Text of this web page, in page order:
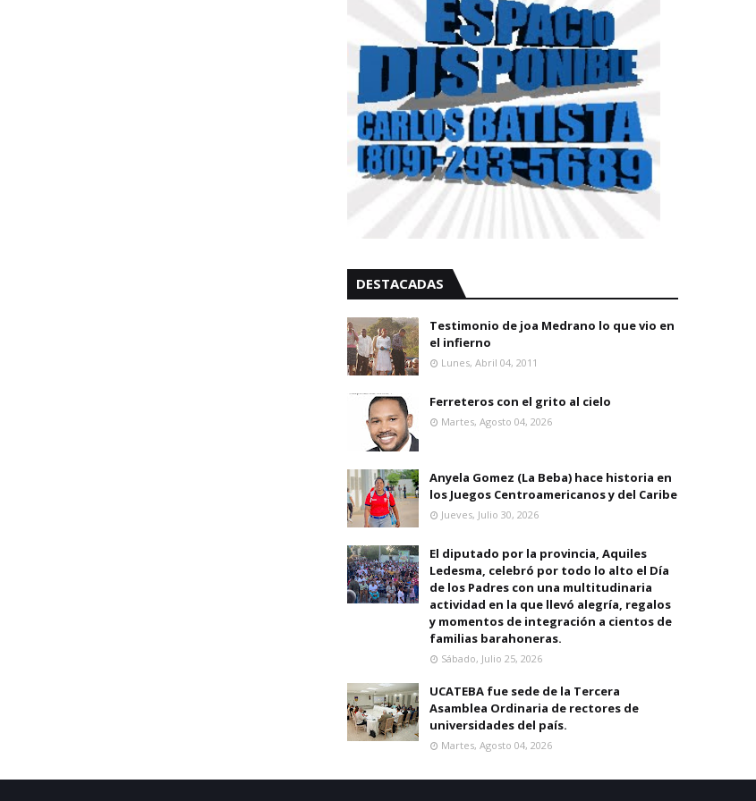
DESTACADAS
Testimonio de joa Medrano lo que vio en
el infierno
Lunes, Abril 04, 2011
Ferreteros con el grito al cielo
Martes, Agosto 04, 2026
Anyela Gomez (La Beba) hace historia en
los Juegos Centroamericanos y del Caribe
Jueves, Julio 30, 2026
El diputado por la provincia, Aquiles
Ledesma, celebró por todo lo alto el Día
de los Padres con una multitudinaria
actividad en la que llevó alegría, regalos
y momentos de integración a cientos de
familias barahoneras.
Sábado, Julio 25, 2026
UCATEBA fue sede de la Tercera
Asamblea Ordinaria de rectores de
universidades del país.
Martes, Agosto 04, 2026